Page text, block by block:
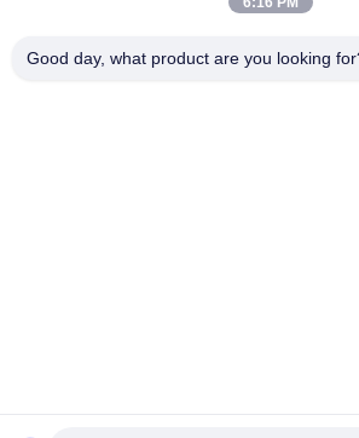
SKONTAKTUJ SIĘ Z
Good day, what product are you looking